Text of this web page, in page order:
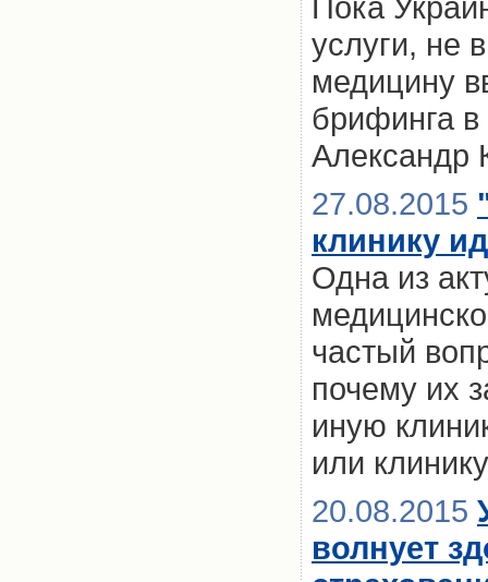
услуги, не
медицину
брифинга в
Александр
27.08.2015
клинику
Одна из
частый
почему их
иную
или
20.08.2015
волнует